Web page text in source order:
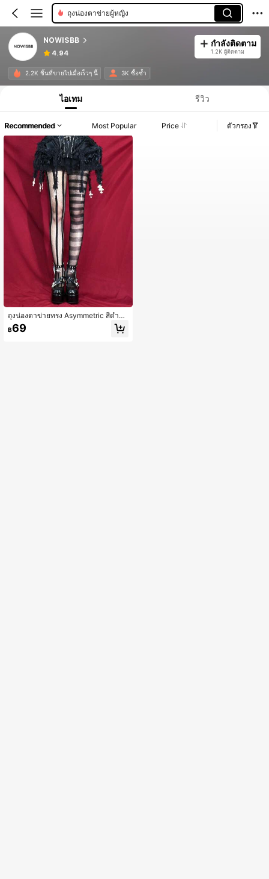
ถุงน่องตาข่ายผู้หญิง
NOWISBB
4.94
กำลังติดตาม
1.2K ผู้ติดตาม
2.2K ชิ้นที่ขายไปเมื่อเร็วๆ นี้ 3K ซื้อซ้ำ
ไอเทม รีวิว
Recommended Most Popular Price ตัวกรอง
ถุงน่องตาข่ายทรง Asymmetric สีดำสำ
หรับผู้หญิง 1 คู่, ถุงน่องรัดรูปเอวสูงลาย
ทางสุดเซ็กซี่แบบซีทรูและกางเกงตาข่า
฿69